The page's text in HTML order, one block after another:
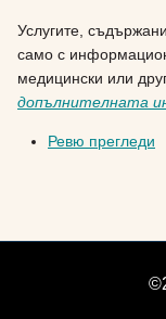
Услугите,
само с
медицински или
допълнителната
Ревю прегледи